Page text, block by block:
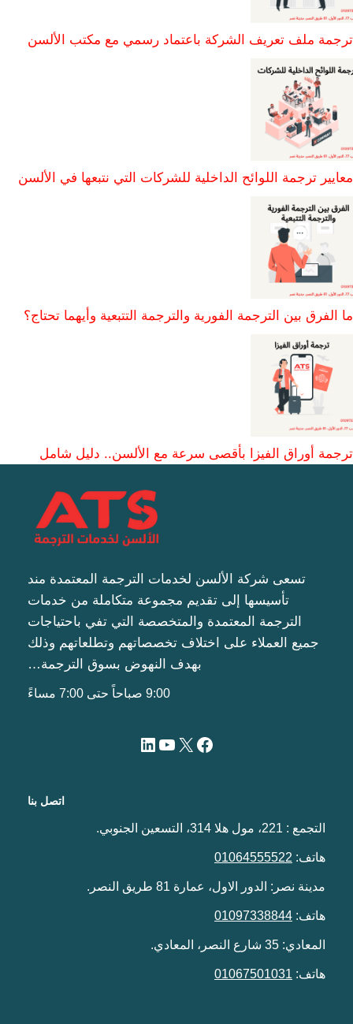
ترجمة ملف تعريف الشركة باعتماد رسمي مع مكتب الألسن
معايير ترجمة اللوائح الداخلية للشركات التي نتبعها في الألسن
ما الفرق بين الترجمة الفورية والترجمة التتبعية وأيهما تحتاج؟
ترجمة أوراق الفيزا بأقصى سرعة مع الألسن.. دليل شامل
تسعى شركة الألسن لخدمات الترجمة المعتمدة مند
تأسيسها إلى تقديم مجموعة متكاملة من خدمات
الترجمة المعتمدة والمتخصصة التي تفي باحتياجات
جميع العملاء على اختلاف تخصصاتهم وتطلعاتهم وذلك
بهدف النهوض بسوق الترجمة…
اتصل بنا
التجمع : 221، مول هلا 314، التسعين الجنوبي.
هاتف: 01064555522
مدينة نصر: الدور الاول، عمارة 81 طريق النصر.
هاتف: 01097338844
المعادي: 35 شارع النصر، المعادي.
هاتف: 01067501031